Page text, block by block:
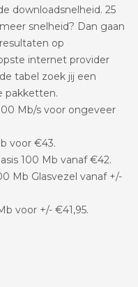
downloadsnelheid. 25
snelheid? Dan gaan
op
internet provider
tabel zoek jij een
pakketten.
Mb/s voor ongeveer
voor €43.
100 Mb vanaf €42.
Mb Glasvezel vanaf +/-
voor +/- €41,95.